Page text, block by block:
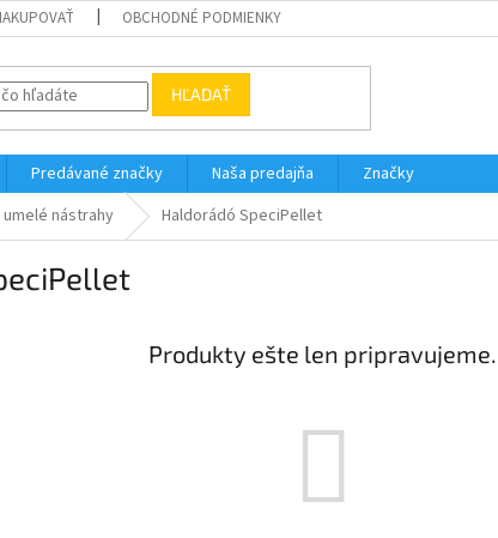
OBCHODNÉ PODMIENKY
HĽADAŤ
Predávané značky Naša predajňa
Značky
nástrahy Haldorádó SpeciPellet
Produkty ešte len pripravujeme.